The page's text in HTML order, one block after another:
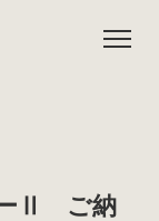
ーⅡ ご納